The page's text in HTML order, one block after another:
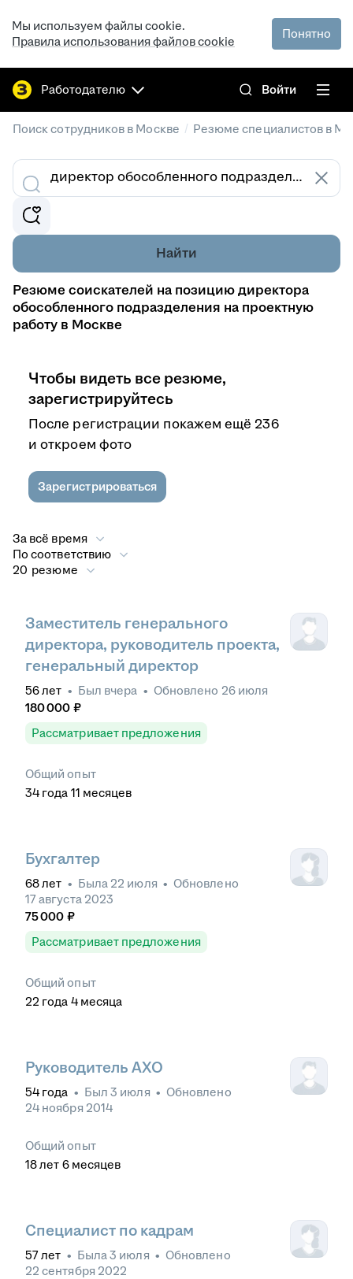
Мы используем файлы cookie.
Правила использования файлов cookie
Понятно
Работодателю Войти
Поиск сотрудников в Москве / Резюме специалистов в
Найти
Резюме соискателей на позицию директора
обособленного подразделения на проектную
работу в Москве
Чтобы видеть все резюме,
зарегистрируйтесь
После регистрации покажем ещё 236
и откроем фото
Зарегистрироваться
За всё время
По соответствию
20 резюме
Заместитель генерального
директора, руководитель проекта,
генеральный директор
56лет • Был вчера • Обновлено 26 июля
180 000 ₽
Рассматривает предложения
Общий опыт
34 года 11 месяцев
Бухгалтер
68лет • Была 22 июля • Обновлено
17 августа 2023
75 000 ₽
Рассматривает предложения
Общий опыт
22 года 4 месяца
Руководитель АХО
54 года • Был 3 июля • Обновлено
24 ноября 2014
Общий опыт
18лет 6 месяцев
Специалист по кадрам
57лет • Была3 июля • Обновлено
22 сентября 2022